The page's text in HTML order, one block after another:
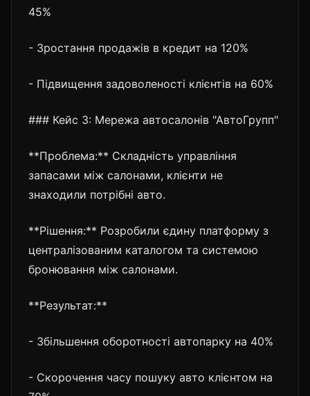
45%
- Зростання продажів в кредит на 120%
- Підвищення задоволеності клієнтів на 60%
### Кейс 3: Мережа автосалонів "АвтоГрупп"
**Проблема:** Складність управління
запасами між салонами, клієнти не
знаходили потрібні авто.
**Рішення:** Розробили єдину платформу з
централізованим каталогом та системою
бронювання між салонами.
**Результат:**
- Збільшення оборотності автопарку на 40%
- Скорочення часу пошуку авто клієнтом на